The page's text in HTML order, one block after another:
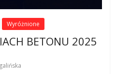
Wyróżnione
BETONU 2025